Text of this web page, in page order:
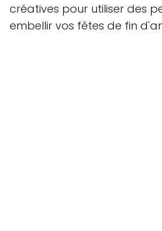
créatives pour utiliser des
embellir vos fêtes de fin